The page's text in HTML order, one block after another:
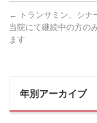
←
トランサミン、シナ
当院にて継続中の方の
ます
年別アーカイブ